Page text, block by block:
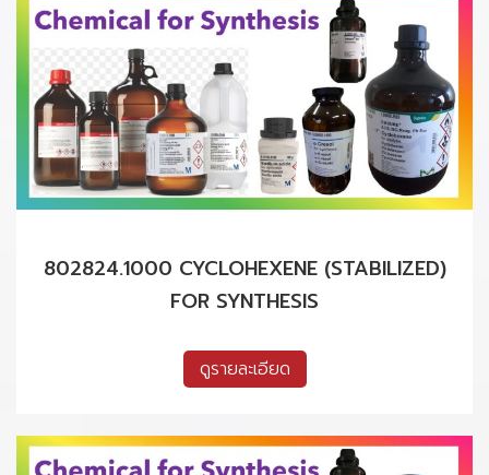
802824.1000 CYCLOHEXENE (STABILIZED)
FOR SYNTHESIS
ดูรายละเอียด